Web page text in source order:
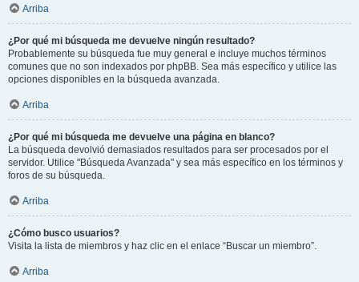
Arriba
¿Por qué mi búsqueda me devuelve ningún resultado?
Probablemente su búsqueda fue muy general e incluye muchos términos
comunes que no son indexados por phpBB. Sea más específico y utilice las
opciones disponibles en la búsqueda avanzada.
Arriba
¿Por qué mi búsqueda me devuelve una página en blanco?
La búsqueda devolvió demasiados resultados para ser procesados por el
servidor. Utilice "Búsqueda Avanzada" y sea más específico en los términos y
foros de su búsqueda.
Arriba
¿Cómo busco usuarios?
Visita la lista de miembros y haz clic en el enlace “Buscar un miembro”.
Arriba